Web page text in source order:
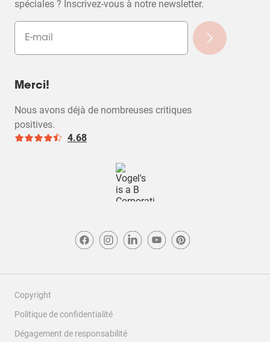
spéciales ? Inscrivez-vous à notre newsletter.
Merci!
Nous avons déjà de nombreuses critiques
positives.
4.68
Copyright
Politique de confidentialité
Dégagement de responsabilité